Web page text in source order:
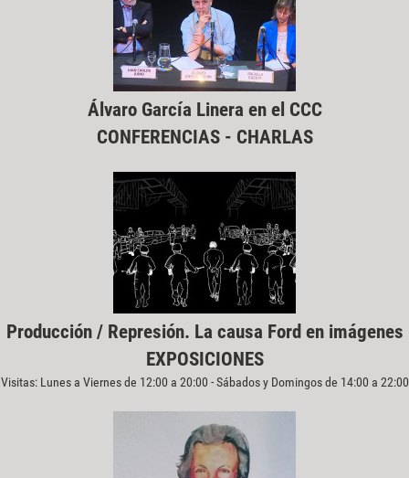
Álvaro García Linera en el CCC
CONFERENCIAS - CHARLAS
Producción / Represión. La causa Ford en imágenes
EXPOSICIONES
Visitas: Lunes a Viernes de 12:00 a 20:00 - Sábados y Domingos de 14:00 a 22:00